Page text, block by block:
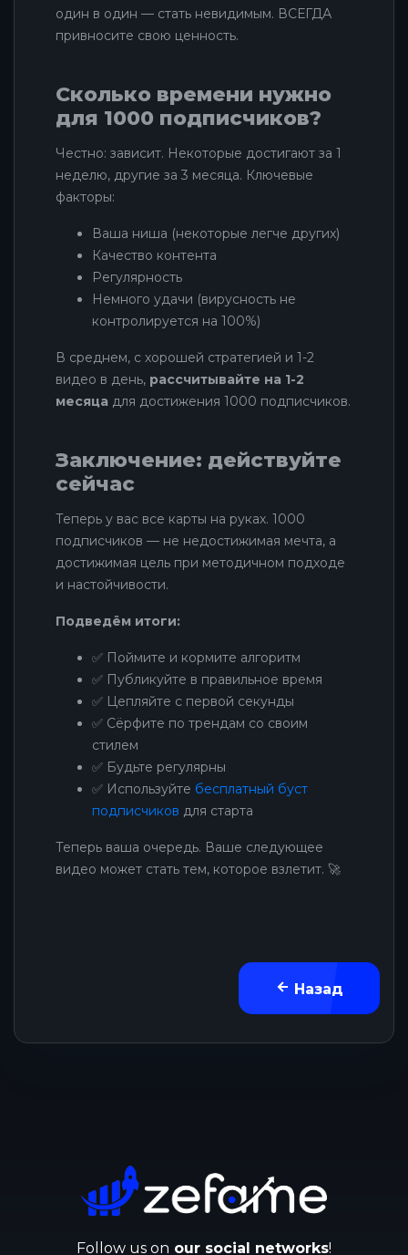
один в один — стать невидимым. ВСЕГДА
привносите свою ценность.
Сколько времени нужно
для 1000 подписчиков?
Честно: зависит. Некоторые достигают за 1
неделю, другие за 3 месяца. Ключевые
факторы:
Ваша ниша (некоторые легче других)
Качество контента
Регулярность
Немного удачи (вирусность не
контролируется на 100%)
В среднем, с хорошей стратегией и 1-2
видео в день, рассчитывайте на 1-2
месяца для достижения 1000 подписчиков.
Заключение: действуйте
сейчас
Теперь у вас все карты на руках. 1000
подписчиков — не недостижимая мечта, а
достижимая цель при методичном подходе
и настойчивости.
Подведём итоги:
✅ Поймите и кормите алгоритм
✅ Публикуйте в правильное время
✅ Цепляйте с первой секунды
✅ Сёрфите по трендам со своим
стилем
✅ Будьте регулярны
✅ Используйте бесплатный буст
подписчиков для старта
Теперь ваша очередь. Ваше следующее
видео может стать тем, которое взлетит. 🚀
Назад
Follow us on our social networks!